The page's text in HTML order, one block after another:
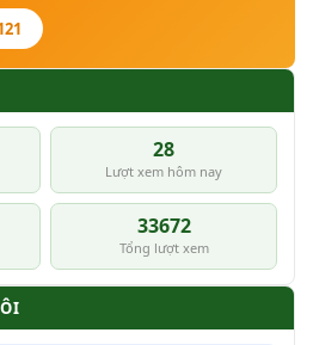
28
Lượt xem hôm nay
33672
Tổng lượt xem